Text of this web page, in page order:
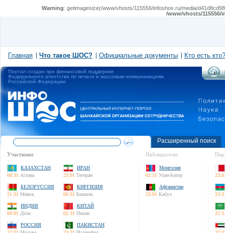
Warning: getimagesize(/www/vhosts/115556/infoshos.ru/media/
/www/vhosts/
Главная Что такое ШОС? Официальные документы Кто есть кто?
Портал создан при финансовой поддержке
Федерального агентства по печати и массовым коммуникациям
Российской Федерации
Расширенный поиск
Участники:
КАЗАХСТАН
00:31 Астана
ИРАН
23:01 Тегеран
БЕЛОРУССИЯ
21:31 Минск
КИРГИЗИЯ
00:31 Бишкек
ИНДИЯ
00:01 Дели
КИТАЙ
02:31 Пекин
РОССИЯ
ПАКИСТАН
Наблюдатели:
Монголия
02:31 Улан-Батор
Афганистан
23:01 Кабул